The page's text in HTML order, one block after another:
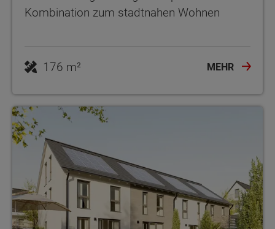
Kombination zum stadtnahen Wohnen
176 m² MEHR